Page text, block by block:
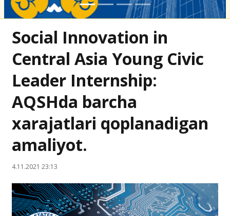
Social Innovation in
Central Asia Young Civic
Leader Internship:
AQSHda barcha
xarajatlari qoplanadigan
amaliyot.
4.11.2021 23:13